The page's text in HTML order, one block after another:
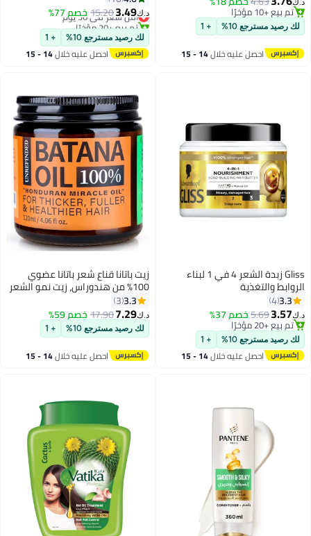
تم بيع +10 مؤخرًا
تم بيع +10 مؤخرًا
رصيد مسترجع 10% + 1
احصل عليه خلال 14 - 15
3.49
15.20خصم 77%أقل سعر في 30 يوم
تم بيع +20 مؤخرًا
أقل سعر في 30 يوم
لك رصيد مسترجع 10% + 1
احصل عليه خلال 14 - 15
Gliss زبدة الشعر 4 في 1 لبناء
والتغذية
3.3
4
3.57
5.69خصم 37%
تم بيع +20 مؤخرًا
تم بيع +20 مؤخرًا
رصيد مسترجع 10% + 1
احصل عليه خلال 14 - 15
زيت باتانا قناع شعر باتانا عضوي
100% من هندوراس، زيت نمو الشعر
البري، زيت فروة الرأس يعزز سمك
الشعر، يمنع تساقط الشعر للرجال
والنساء، 4.06 أونصة سائلة (1 عبوة)
3.3
3
7.29
17.90خصم 59%
لك رصيد مسترجع 10% + 1
احصل عليه خلال 14 - 15